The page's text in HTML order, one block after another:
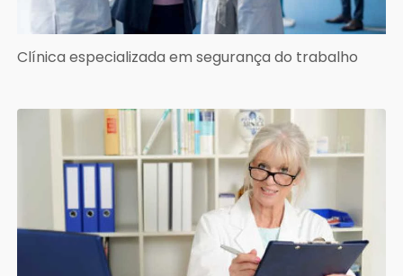
Clínica especializada em segurança do trabalho